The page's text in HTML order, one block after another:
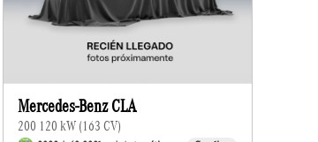
Mercedes-Benz CLA
200 120 kW (163 CV)